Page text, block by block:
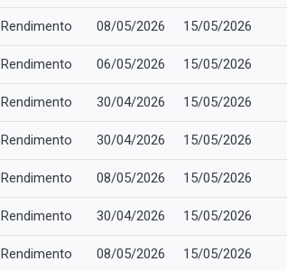
Rendimento 08/05/2026 15/05/2026
Rendimento 06/05/2026 15/05/2026
Rendimento 30/04/2026 15/05/2026
Rendimento 30/04/2026 15/05/2026
Rendimento 08/05/2026 15/05/2026
Rendimento 30/04/2026 15/05/2026
Rendimento 08/05/2026 15/05/2026